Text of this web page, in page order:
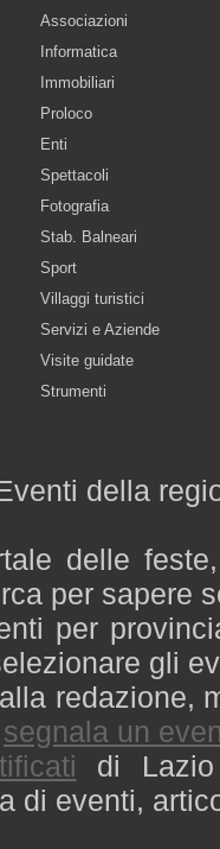
Associazioni
Informatica
Immobiliari
Proloco
Enti
Spettacoli
Fotografia
Stab. Balneari
Sport
Villaggi turistici
Servizi e Aziende
Visite guidate
Strumenti
della
delle
per sapere
per
gli
redazione,
segnala un
di
di eventi,